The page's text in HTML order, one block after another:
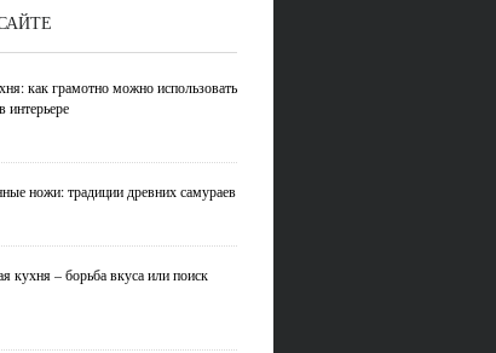
как грамотно можно использовать
интерьере
ножи: традиции древних самураев
кухня – борьба вкуса или поиск